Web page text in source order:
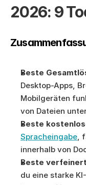
2026: 9
Beste
Desktop-Apps,
Mobilgeräten
von Dateien
Beste
Spracheingabe,
innerhalb von
Beste
du eine starke